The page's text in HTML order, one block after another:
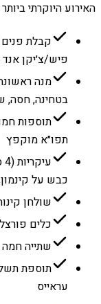
האירוע היוקרתי ביותר ·
פיש/צ׳יקן
בטחינה, חסה,
תוספות
תפו״א מוקפץ
כבש על
שולחן
כלים
שתייה
תוספת
עראייס